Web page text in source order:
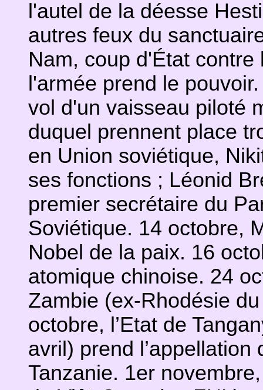
l'autel de la déesse
autres feux du
Nam, coup d'État
l'armée prend le
vol d'un vaisseau piloté
duquel prennent place
en Union soviétique,
ses fonctions ; Léonid
premier secrétaire du
Soviétique. 14 octobre,
Nobel de la paix. 16
atomique chinoise. 24
Zambie (ex-Rhodésie
octobre, l’Etat de
avril) prend
Tanzanie. 1er